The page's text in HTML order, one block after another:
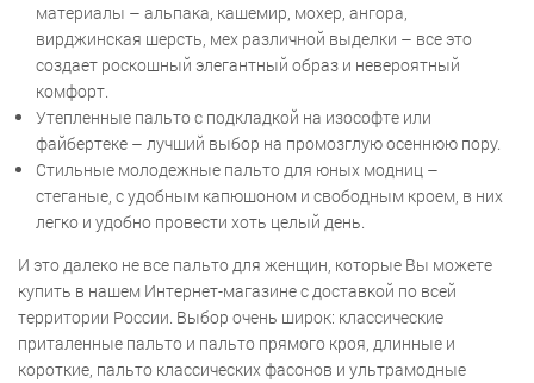
материалы – альпака, кашемир, мохер, ангора,
вирджинская шерсть, мех различной выделки – все это
создает роскошный элегантный образ и невероятный
комфорт.
Утепленные пальто с подкладкой на изософте или
файбертеке – лучший выбор на промозглую осеннюю пору.
Стильные молодежные пальто для юных модниц –
стеганые, с удобным капюшоном и свободным кроем, в них
легко и удобно провести хоть целый день.
И это далеко не все пальто для женщин, которые Вы можете
купить в нашем Интернет-магазине с доставкой по всей
территории России. Выбор очень широк: классические
приталенные пальто и пальто прямого кроя, длинные и
короткие, пальто классических фасонов и ультрамодные